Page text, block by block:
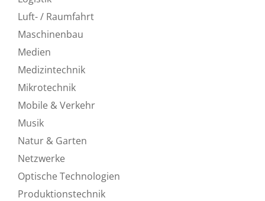
Luft- / Raumfahrt
Maschinenbau
Medien
Medizintechnik
Mikrotechnik
Mobile & Verkehr
Musik
Natur & Garten
Netzwerke
Optische Technologien
Produktionstechnik